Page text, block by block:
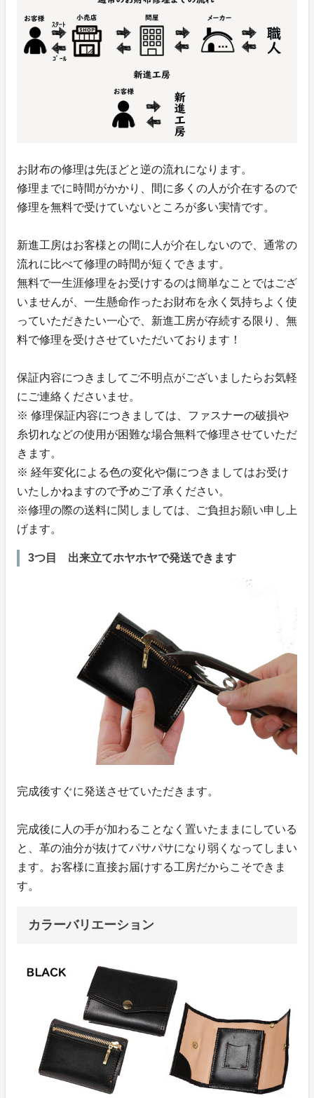
お財布の修理は先ほどと逆の流れになります。
修理までに時間がかかり、間に多くの人が介在するので
修理を無料で受けていないところが多い実情です。
新進工房はお客様との間に人が介在しないので、通常の
流れに比べて修理の時間が短くできます。
無料で一生涯修理をお受けするのは簡単なことではござ
いませんが、一生懸命作ったお財布を永く気持ちよく使
っていただきたい一心で、新進工房が存続する限り、無
料で修理を受けさせていただいております！
保証内容につきましてご不明点がございましたらお気軽
にご連絡くださいませ。
※ 修理保証内容につきましては、ファスナーの破損や
糸切れなどの使用が困難な場合無料で修理させていただ
きます。
※ 経年変化による色の変化や傷につきましてはお受け
いたしかねますので予めご了承ください。
※修理の際の送料に関しましては、ご負担お願い申し上
げます。
3つ目 出来立てホヤホヤで発送できます
完成後すぐに発送させていただきます。
完成後に人の手が加わることなく置いたままにしている
と、革の油分が抜けてパサパサになり弱くなってしまい
ます。お客様に直接お届けする工房だからこそできま
す。
カラーバリエーション